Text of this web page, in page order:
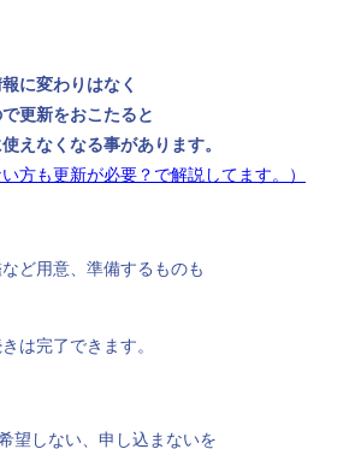
に変わりはなく
更新をおこたると
えなくなる事があります。
方も更新が必要？で解説してます。）
ど用意、準備するものも
は完了できます。
望しない、申し込まないを